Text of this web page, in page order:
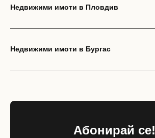
Недвижими имоти в Пловдив
Недвижими имоти в Бургас
Абонирай се!